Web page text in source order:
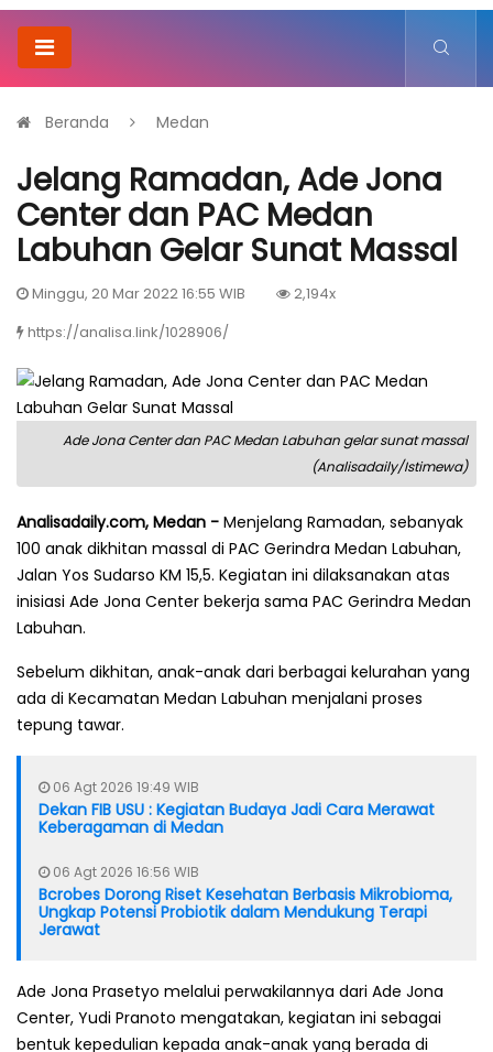
Beranda Medan
Jelang Ramadan, Ade Jona
Center dan PAC Medan
Labuhan Gelar Sunat Massal
Minggu, 20 Mar 2022 16:55 WIB
2,194x
https://analisa.link/1028906/
Ade Jona Center dan PAC Medan Labuhan gelar sunat massal
(Analisadaily/Istimewa)
Analisadaily.com, Medan - Menjelang Ramadan, sebanyak
100 anak dikhitan massal di PAC Gerindra Medan Labuhan,
Jalan Yos Sudarso KM 15,5. Kegiatan ini dilaksanakan atas
inisiasi Ade Jona Center bekerja sama PAC Gerindra Medan
Labuhan.
Sebelum dikhitan, anak-anak dari berbagai kelurahan yang
ada di Kecamatan Medan Labuhan menjalani proses
tepung tawar.
06 Agt 2026 19:49 WIB
Dekan FIB USU : Kegiatan Budaya Jadi Cara Merawat
Keberagaman di Medan
06 Agt 2026 16:56 WIB
Bcrobes Dorong Riset Kesehatan Berbasis Mikrobioma,
Ungkap Potensi Probiotik dalam Mendukung Terapi
Jerawat
Ade Jona Prasetyo melalui perwakilannya dari Ade Jona
Center, Yudi Pranoto mengatakan, kegiatan ini sebagai
bentuk kepedulian kepada anak-anak yang berada di